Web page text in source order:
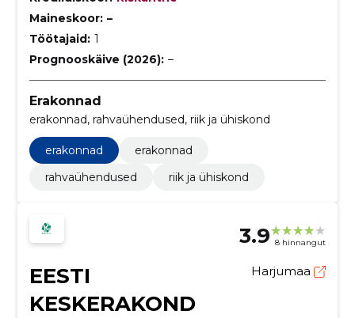
Maineskoor: –
Töötajaid: 1
Prognooskäive (2026): –
Erakonnad
erakonnad, rahvaühendused, riik ja ühiskond
erakonnad
erakonnad
rahvaühendused
riik ja ühiskond
3.9 8 hinnangut
EESTI
KESKERAKOND
Harjumaa